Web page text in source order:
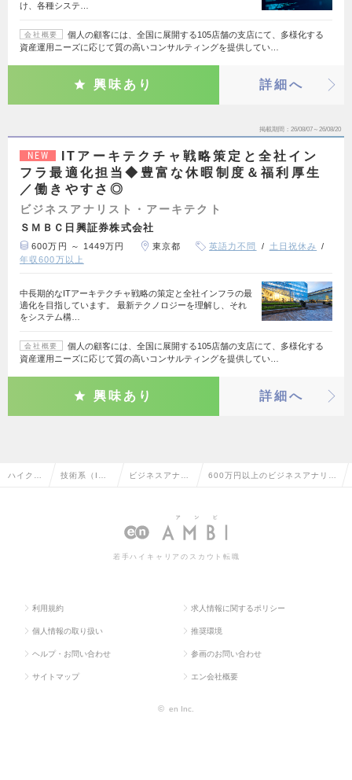
け、各種システ…
会社概要
個人の顧客には、全国に展開する105店舗の支店にて、多様化する
資産運用ニーズに応じて質の高いコンサルティングを提供してい…
興味あり 詳細へ
掲載期間 26/08/07～26/08/20
NEW
ITアーキテクチャ戦略策定と全社イン
フラ最適化担当◆豊富な休暇制度＆福利厚生
／働きやすさ◎
ビジネスアナリスト・アーキテクト
ＳＭＢＣ日興証券株式会社
600万円 ～ 1449万円 東京都 英語力不問
土日祝休み
年収600万以上
中長期的なITアーキテクチャ戦略の策定と全社インフラの最
適化を目指しています。 最新テクノロジーを理解し、それ
をシステム構…
会社概要
個人の顧客には、全国に展開する105店舗の支店にて、多様化する
資産運用ニーズに応じて質の高いコンサルティングを提供してい…
興味あり 詳細へ
ハイクラ 技術系（I ビジネスアナリ
クト
600万円以上のビジネスアナリス
情報一覧
若手ハイキャリアのスカウト転職
利用規約 求人情報に関するポリシー
個人情報の取り扱い 推奨環境
ヘルプ・お問い合わせ 参画のお問い合わせ
サイトマップ エン会社概要
© en Inc.